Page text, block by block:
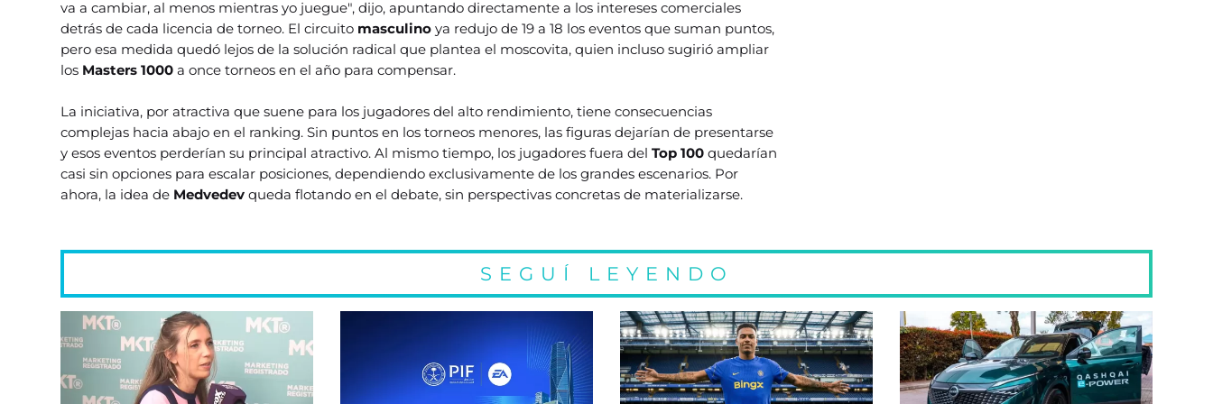
va a cambiar, al menos mientras yo juegue", dijo, apuntando directamente a los intereses comerciales
detrás de cada licencia de torneo. El circuito masculino ya redujo de 19 a 18 los eventos que suman puntos,
pero esa medida quedó lejos de la solución radical que plantea el moscovita, quien incluso sugirió ampliar
los Masters 1000 a once torneos en el año para compensar.
La iniciativa, por atractiva que suene para los jugadores del alto rendimiento, tiene consecuencias
complejas hacia abajo en el ranking. Sin puntos en los torneos menores, las figuras dejarían de presentarse
y esos eventos perderían su principal atractivo. Al mismo tiempo, los jugadores fuera delTop 100 quedarían
casi sin opciones para escalar posiciones, dependiendo exclusivamente de los grandes escenarios. Por
ahora, la idea de Medvedev queda flotando en el debate, sin perspectivas concretas de materializarse.
SEGUÍ LEYENDO